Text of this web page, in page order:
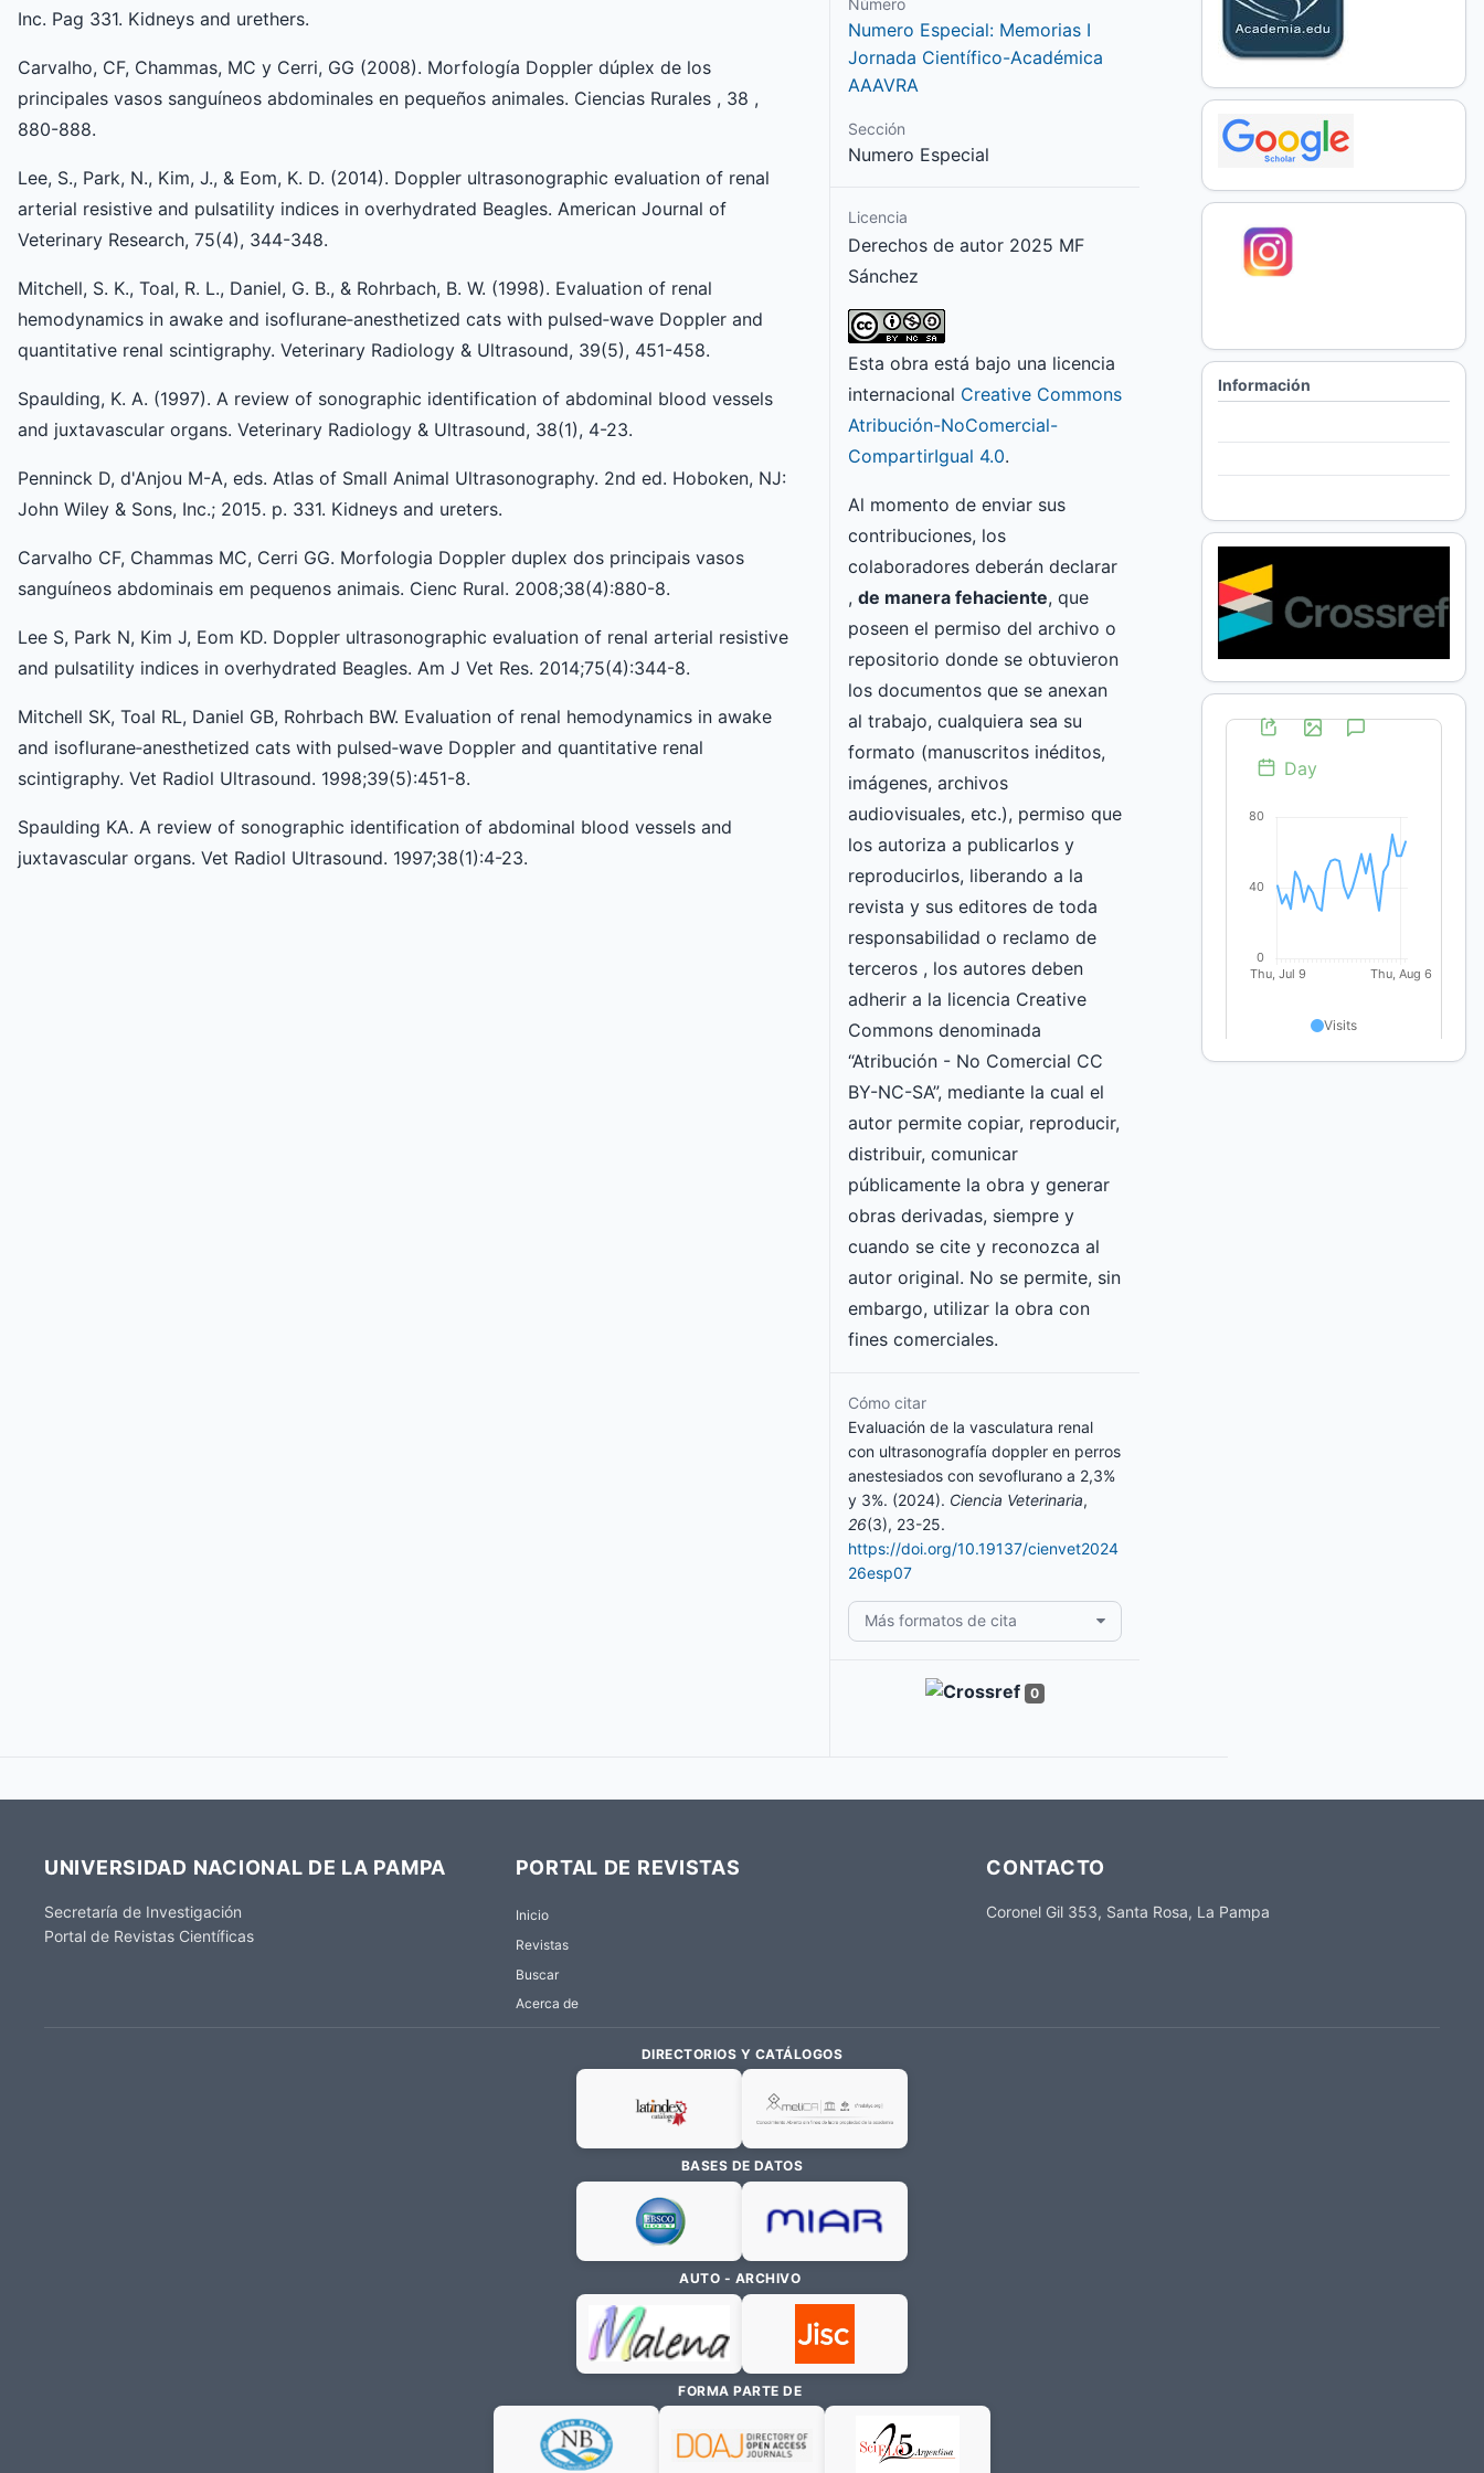
Inc. Pag 331. Kidneys and urethers.
Carvalho, CF, Chammas, MC y Cerri, GG (2008). Morfología Doppler dúplex de los
principales vasos sanguíneos abdominales en pequeños animales. Ciencias Rurales , 38 ,
880-888.
Lee, S., Park, N., Kim, J., & Eom, K. D. (2014). Doppler ultrasonographic evaluation of renal
arterial resistive and pulsatility indices in overhydrated Beagles. American Journal of
Veterinary Research, 75(4), 344-348.
Mitchell, S. K., Toal, R. L., Daniel, G. B., & Rohrbach, B. W. (1998). Evaluation of renal
hemodynamics in awake and isoflurane‐anesthetized cats with pulsed‐wave Doppler and
quantitative renal scintigraphy. Veterinary Radiology & Ultrasound, 39(5), 451-458.
Spaulding, K. A. (1997). A review of sonographic identification of abdominal blood vessels
and juxtavascular organs. Veterinary Radiology & Ultrasound, 38(1), 4-23.
Penninck D, d'Anjou M-A, eds. Atlas of Small Animal Ultrasonography. 2nd ed. Hoboken, NJ:
John Wiley & Sons, Inc.; 2015. p. 331. Kidneys and ureters.
Carvalho CF, Chammas MC, Cerri GG. Morfologia Doppler duplex dos principais vasos
sanguíneos abdominais em pequenos animais. Cienc Rural. 2008;38(4):880-8.
Lee S, Park N, Kim J, Eom KD. Doppler ultrasonographic evaluation of renal arterial resistive
and pulsatility indices in overhydrated Beagles. Am J Vet Res. 2014;75(4):344-8.
Mitchell SK, Toal RL, Daniel GB, Rohrbach BW. Evaluation of renal hemodynamics in awake
and isoflurane‐anesthetized cats with pulsed‐wave Doppler and quantitative renal
scintigraphy. Vet Radiol Ultrasound. 1998;39(5):451-8.
Spaulding KA. A review of sonographic identification of abdominal blood vessels and
juxtavascular organs. Vet Radiol Ultrasound. 1997;38(1):4-23.
Numero Especial: Memorias I
Jornada Científico-Académica
AAAVRA
Sección
Numero Especial
Licencia
Derechos de autor 2025 MF
Sánchez
Esta obra está bajo una licencia
internacional Creative Commons
Atribución-NoComercial-
CompartirIgual 4.0.
Al momento de enviar sus
contribuciones, los
colaboradores deberán declarar
, de manera fehaciente, que
poseen el permiso del archivo o
repositorio donde se obtuvieron
los documentos que se anexan
al trabajo, cualquiera sea su
formato (manuscritos inéditos,
imágenes, archivos
audiovisuales, etc.), permiso que
los autoriza a publicarlos y
reproducirlos, liberando a la
revista y sus editores de toda
responsabilidad o reclamo de
terceros , los autores deben
adherir a la licencia Creative
Commons denominada
“Atribución - No Comercial CC
BY-NC-SA”, mediante la cual el
autor permite copiar, reproducir,
distribuir, comunicar
públicamente la obra y generar
obras derivadas, siempre y
cuando se cite y reconozca al
autor original. No se permite, sin
embargo, utilizar la obra con
fines comerciales.
Cómo citar
Evaluación de la vasculatura renal
con ultrasonografía doppler en perros
anestesiados con sevoflurano a 2,3%
y 3%. (2024). Ciencia Veterinaria,
26(3), 23-25.
https://doi.org/10.19137/cienvet2024
26esp07
Más formatos de cita
0
Información
UNIVERSIDAD NACIONAL DE LA PAMPA
Secretaría de Investigación
Portal de Revistas Científicas
PORTAL DE REVISTAS
Inicio
Revistas
Buscar
Acerca de
CONTACTO
Coronel Gil 353, Santa Rosa, La Pampa
DIRECTORIOS Y CATÁLOGOS
BASES DE DATOS
AUTO - ARCHIVO
FORMA PARTE DE